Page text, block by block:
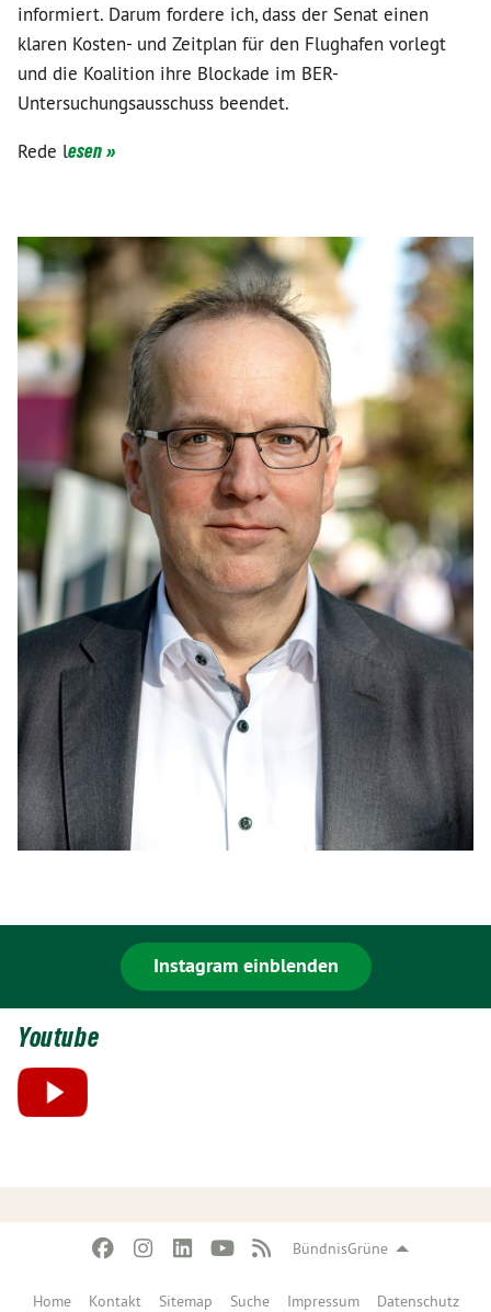
BündnisGrüne
Home Kontakt Sitemap Suche Impressum Datenschutz
informiert. Darum fordere ich, dass der Senat einen
klaren Kosten- und Zeitplan für den Flughafen vorlegt
und die Koalition ihre Blockade im BER-
Untersuchungsausschuss beendet.
Rede lesen »
Instagram einblenden
Youtube